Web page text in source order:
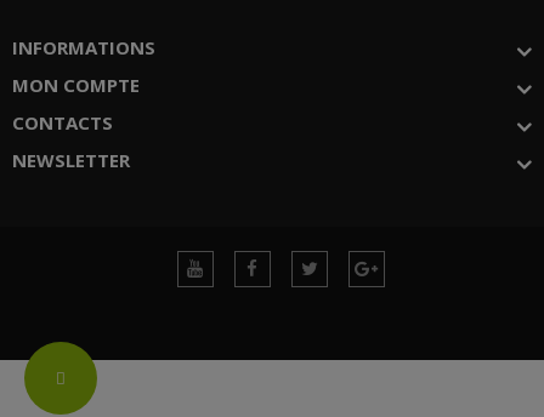
Change
INFORMATIONS
MON COMPTE
CONTACTS
NEWSLETTER